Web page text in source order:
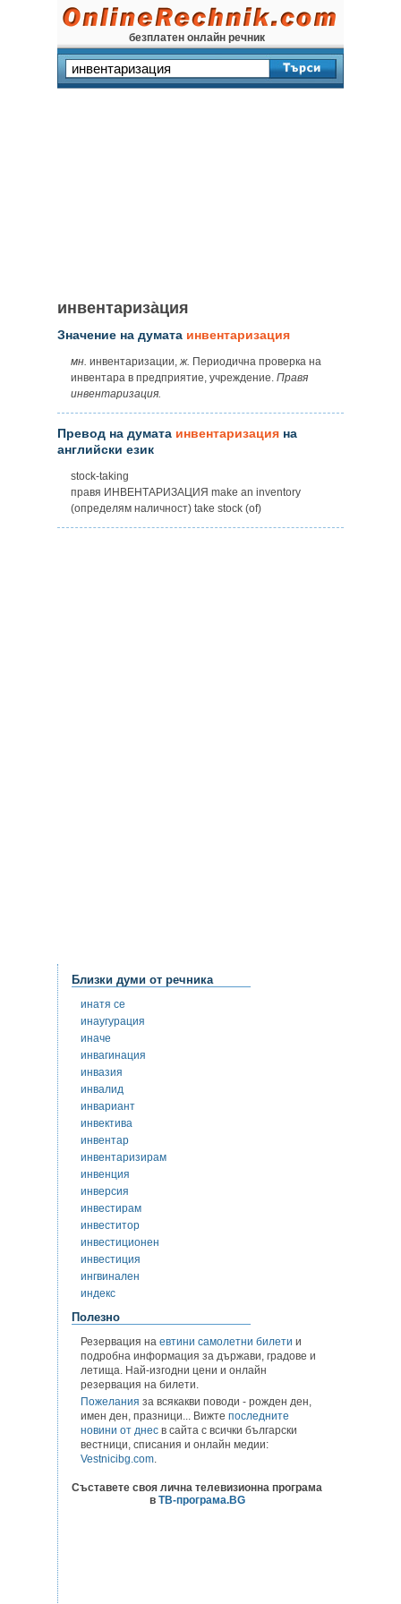
безплатен онлайн речник
инвентариза̀ция
Значение на думата инвентаризация
мн. инвентаризации,ж. Периодична проверка на
инвентара в предприятие, учреждение. Правя
инвентаризация.
Превод на думата инвентаризация на
английски език
stock-taking
правя ИНВЕНТАРИЗАЦИЯ make an inventory
(определям наличност) take stock (of)
Близки думи от речника
инатя се
инаугурация
иначе
инвагинация
инвазия
инвалид
инвариант
инвектива
инвентар
инвентаризирам
инвенция
инверсия
инвестирам
инвеститор
инвестиционен
инвестиция
ингвинален
индекс
Полезно
Резервация на евтини самолетни билети и
подробна информация за държави, градове и
летища. Най-изгодни цени и онлайн
резервация на билети.
Пожелания за всякакви поводи - рожден ден,
имен ден, празници... Вижте последните
новини от днес в сайта с всички български
вестници, списания и онлайн медии:
Vestnicibg.com.
Съставете своя лична телевизионна програма
в ТВ-програма.BG